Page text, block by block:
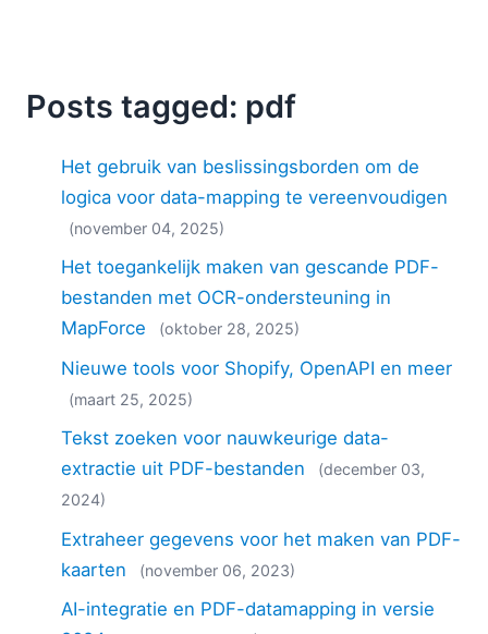
2020
2018
2017
2014
2013
2012
2009
2008
2007
Posts tagged: pdf
Het gebruik van beslissingsborden om de
logica voor data-mapping te vereenvoudigen
(november 04, 2025)
Het toegankelijk maken van gescande PDF-
bestanden met OCR-ondersteuning in
MapForce
(oktober 28, 2025)
Nieuwe tools voor Shopify, OpenAPI en meer
(maart 25, 2025)
Tekst zoeken voor nauwkeurige data-
extractie uit PDF-bestanden
(december 03,
2024)
Extraheer gegevens voor het maken van PDF-
kaarten
(november 06, 2023)
AI-integratie en PDF-datamapping in versie